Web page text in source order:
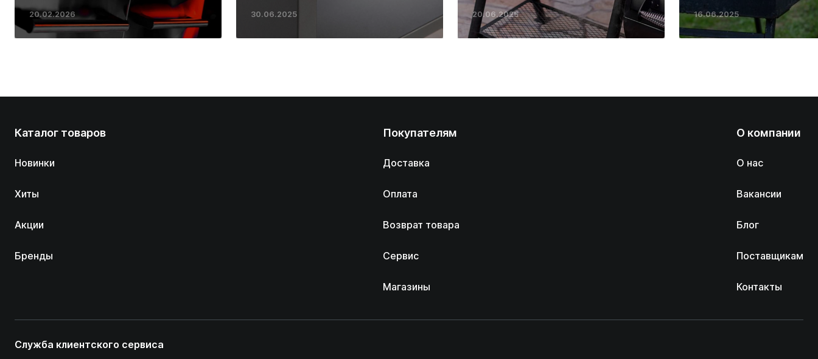
ресторанных стейков у
вас дома
20.02.2026 30.06.2025 20.06.2025 16.06.2025
Каталог товаров
Новинки
Хиты
Акции
Бренды
Покупателям
Доставка
Оплата
Возврат товара
Сервис
Магазины
О компании
О нас
Вакансии
Блог
Поставщикам
Контакты
Служба клиентского сервиса